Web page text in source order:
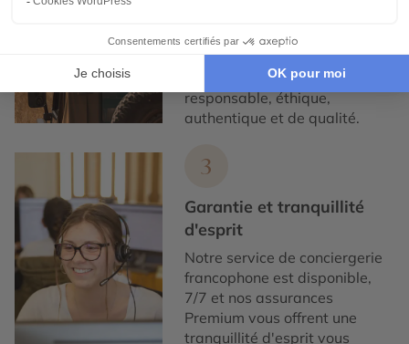
exclusivement avec des
partenaires locaux de
confiance, pour un tourisme
responsable, éthique,
authentique et de qualité.
3
Garantie et tranquillité
d'esprit
Notre service de conciergerie
francophone est disponible,
7/7 et nos assurances
Premium vous offrent une
tranquillité d'esprit vous